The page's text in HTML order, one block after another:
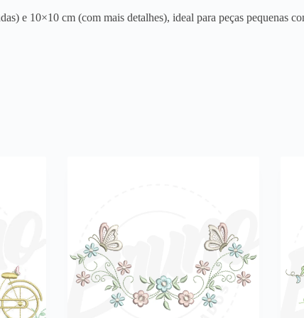
e 10×10 cm (com mais detalhes), ideal para peças pequenas